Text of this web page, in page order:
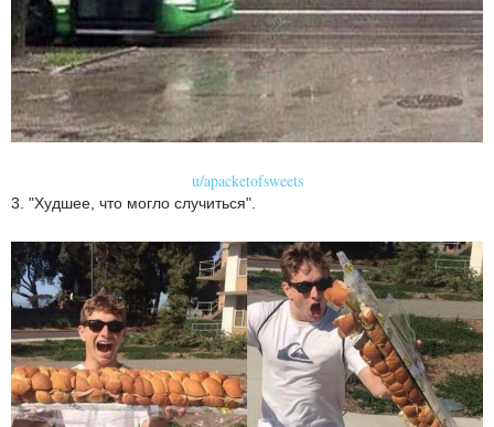
u/apacketofsweets
3. "Худшее, что могло случиться".